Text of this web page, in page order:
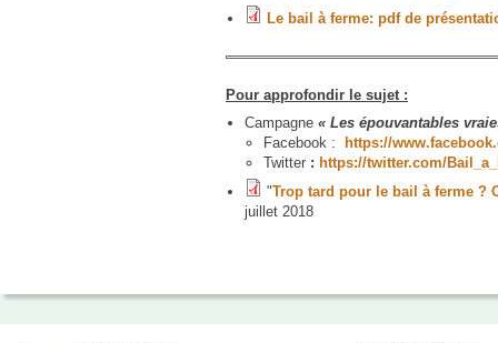
Le bail à ferme: pdf de
Pour approfondir le sujet :
Campagne « Les épouvantables
Facebook :
https://
Twitter : https://twitter.com/
"Trop tard pour le bail à ferme ?
juillet 2018